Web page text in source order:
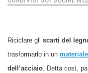
Riciclare gli scarti del
trasformarlo in un
dell’acciaio. Detta così,